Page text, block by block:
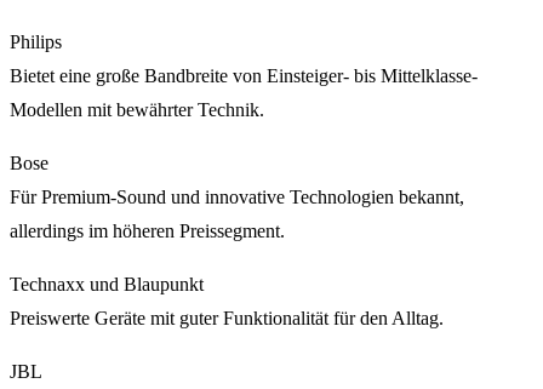
Philips
Bietet eine große Bandbreite von Einsteiger- bis Mittelklasse-
Modellen mit bewährter Technik.
Bose
Für Premium-Sound und innovative Technologien bekannt,
allerdings im höheren Preissegment.
Technaxx und Blaupunkt
Preiswerte Geräte mit guter Funktionalität für den Alltag.
JBL